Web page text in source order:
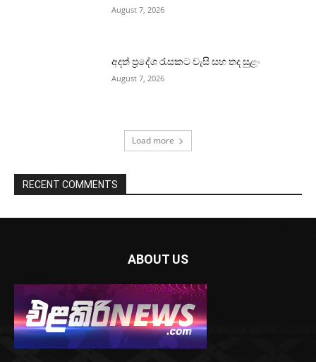
August 7, 2026
අදත් ප්‍රදේශ රැසකට වැසි සහ තද සුළං
August 7, 2026
Load more
RECENT COMMENTS
ABOUT US